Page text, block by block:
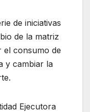
de iniciativas
de la matriz
el consumo de
y cambiar la
Ejecutora